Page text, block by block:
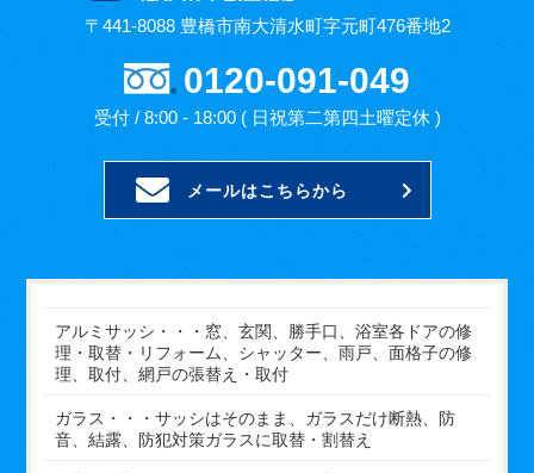
〒441-8088 豊橋市南大清水町字元町476番地2
0120-091-049
受付 / 8:00 - 18:00 ( 日祝第二第四土曜定休 )
メールはこちらから
アルミサッシ・・・窓、玄関、勝手口、浴室各ドアの修
理・取替・リフォーム、シャッター、雨戸、面格子の修
理、取付、網戸の張替え・取付
ガラス・・・サッシはそのまま、ガラスだけ断熱、防
音、結露、防犯対策ガラスに取替・割替え